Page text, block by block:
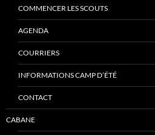
COMMENCER LES SCOUTS
AGENDA
COURRIERS
INFORMATIONS CAMP D’ÉTÉ
CONTACT
CABANE